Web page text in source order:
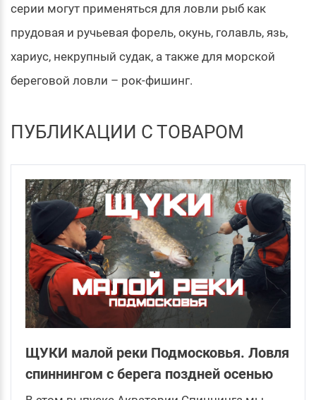
серии могут применяться для ловли рыб как
прудовая и ручьевая форель, окунь, голавль, язь,
хариус, некрупный судак, а также для морской
береговой ловли – рок-фишинг.
ПУБЛИКАЦИИ С ТОВАРОМ
ЩУКИ малой реки Подмосковья. Ловля
спиннингом с берега поздней осенью